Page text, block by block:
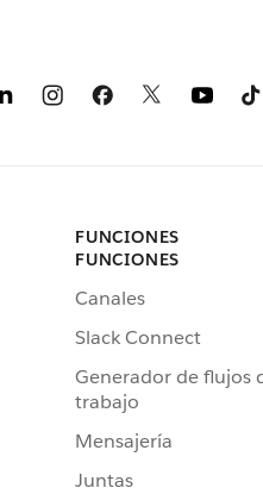
FUNCIONES
FUNCIONES
Canales
Slack Connect
Generador de flujos
trabajo
Mensajería
Juntas